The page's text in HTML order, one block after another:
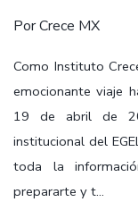
PorCrece MX
Como Instituto
emocionante viaje
19 de abril de
institucional del
toda la
prepararte y t...